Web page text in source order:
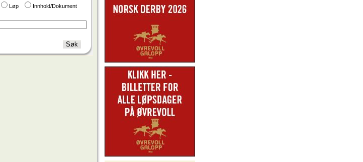
Løp
Innhold/Dokument